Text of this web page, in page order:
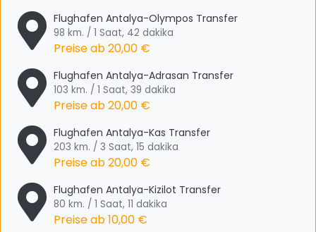
Flughafen Antalya-Olympos Transfer
98 km. / 1 Saat, 42 dakika
Preise ab20,00 €
Flughafen Antalya-Adrasan Transfer
103 km. / 1 Saat, 39 dakika
Preise ab20,00 €
Flughafen Antalya-Kas Transfer
203 km. / 3 Saat, 15 dakika
Preise ab20,00 €
Flughafen Antalya-Kizilot Transfer
80 km. / 1 Saat, 11 dakika
Preise ab10,00 €